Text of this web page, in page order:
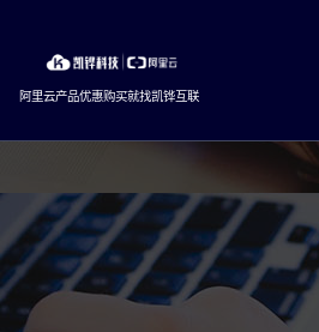
content
阿里云产品优惠购买就找凯铧互联